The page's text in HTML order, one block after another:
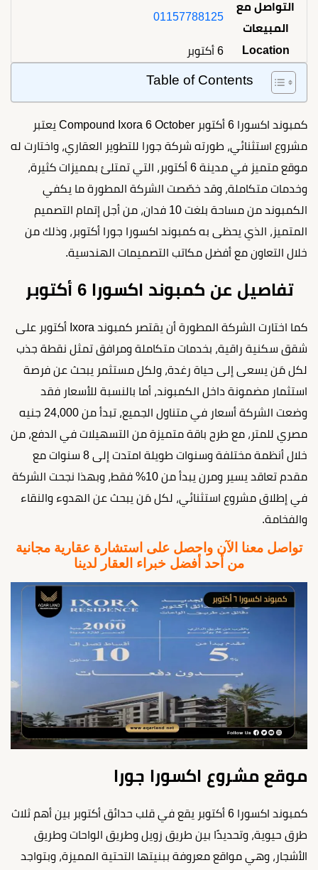
التواصل مع
المبيعات
01157788125
Location 6 أكتوبر
Table of Contents
كمبوند اكسورا 6 أكتوبر Compound Ixora 6 October يعتبر
مشروع استثنائي، طورته شركة جورا للتطوير العقاري، واختارت له
موقع متميز في مدينة 6 أكتوبر، التي تمتلئ بمميزات كثيرة،
وخدمات متكاملة، وقد خصّصت الشركة المطورة ما يكفي
الكمبوند من مساحة بلغت 10 فدان، من أجل إتمام التصميم
المتميز، الذي يحظى به كمبوند اكسورا جورا أكتوبر، وذلك من
خلال التعاون مع أفضل مكاتب التصميمات الهندسية.
تفاصيل عن كمبوند اكسورا 6 أكتوبر
كما اختارت الشركة المطورة أن يقتصر كمبوند Ixora أكتوبر على
شقق سكنية راقية، بخدمات متكاملة ومرافق تمثل نقطة جذب
لكل مَن يسعى إلى حياة رغدة، ولكل مستثمر يبحث عن فرصة
استثمار مضمونة داخل الكمبوند، أما بالنسبة للأسعار فقد
وضعت الشركة أسعار في متناول الجميع، تبدأ من 24,000 جنيه
مصري للمتر، مع طرح باقة متميزة من التسهيلات في الدفع، من
خلال أنظمة مختلفة وسنوات طويلة امتدت إلى 8 سنوات مع
مقدم تعاقد يسير ومرن يبدأ من 10% فقط، وبهذا نجحت الشركة
في إطلاق مشروع استثنائي، لكل مَن يبحث عن الهدوء والنقاء
والفخامة.
تواصل معنا الآن واحصل على استشارة عقارية مجانية
من أحد أفضل خبراء العقار لدينا
موقع مشروع اكسورا جورا
كمبوند اكسورا 6 أكتوبر يقع في قلب حدائق أكتوبر بين أهم ثلاث
طرق حيوية، وتحديدًا بين طريق زويل وطريق الواحات وطريق
الأشجار، وهي مواقع معروفة ببنيتها التحتية المميزة، وبتواجد